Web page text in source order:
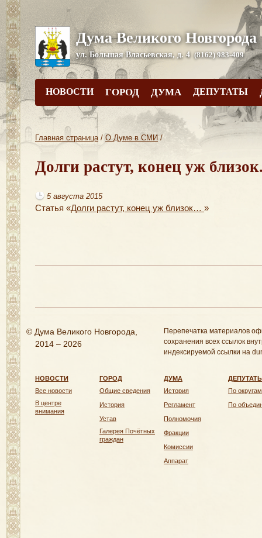
Дума Великого Новгорода
ул. Большая Власьевская, д. 4 (8162) 983-409
НОВОСТИ ГОРОД ДУМА ДЕПУТАТЫ
Главная страница/ О Думе в СМИ/
Долги растут, конец уж
5 августа 2015
Статья «Долги растут, конец уж близок… »
© Дума Великого Новгорода,
2014 – 2026
Перепечатка материалов
сохранения всех ссылок
индексируемой ссылки на
НОВОСТИ
Все новости
В центре
внимания
ГОРОД
Общие сведения
История
Устав
Галерея Почётных
граждан
ДУМА
История
Регламент
Полномочия
Фракции
Комиссии
Аппарат
По округам
По